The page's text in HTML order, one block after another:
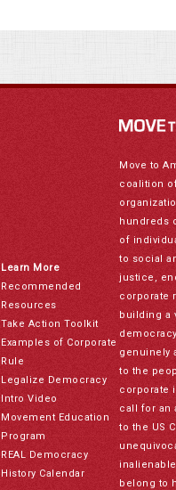
Learn More
Recommended
Resources
Take Action Toolkit
Examples of Corporate
Rule
Legalize Democracy
Intro Video
Movement Education
Program
REAL Democracy
History Calendar
Move to
coalition
hundreds
of
to social
justice,
corporate
building a
genuinely
to the
corporate
call for an
to the US
belong to